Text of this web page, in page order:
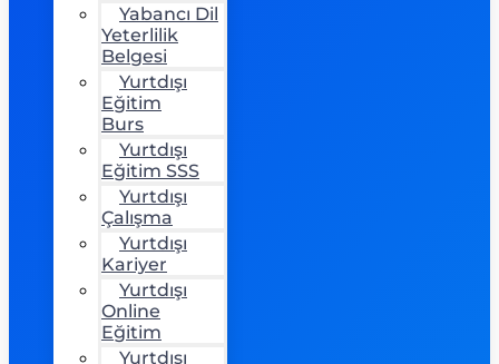
Yabancı Dil
Yeterlilik
Belgesi
Yurtdışı
Eğitim
Burs
Yurtdışı
Eğitim SSS
Yurtdışı
Çalışma
Yurtdışı
Kariyer
Yurtdışı
Online
Eğitim
Yurtdışı